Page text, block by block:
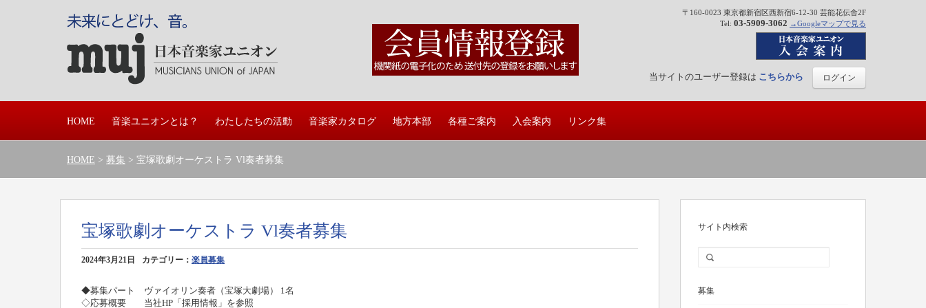
〒160-0023 東京都新宿区西新宿6-12-30 芸能花伝舎2F
Tel: 03-5909-3062 →Googleマップで見る
当サイトのユーザー登録は こちらから ログイン
HOME 音楽ユニオンとは？ わたしたちの活動 音楽家カタログ 地方本部 各種ご案内 入会案内 リンク集
HOME > 募集 > 宝塚歌劇オーケストラ Vl奏者募集
宝塚歌劇オーケストラ Vl奏者募集
2024年3月21日 カテゴリー： 楽員募集
◆募集パート ヴァイオリン奏者（宝塚大劇場） 1名
◇応募概要 当社HP「採用情報」を参照
サイト内検索
募集